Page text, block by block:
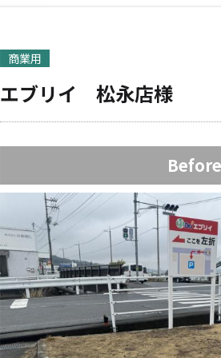
商業用
エブリイ 松永店様
Before